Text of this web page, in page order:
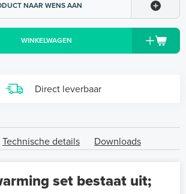
NAAR WENS AAN
WINKELWAGEN
Direct leverbaar
Technische details Downloads
set bestaat uit;